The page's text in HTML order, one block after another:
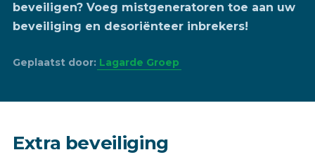
beveiligen? Voeg mistgeneratoren toe aan uw
beveiliging en desoriënteer inbrekers!
Geplaatst door: Lagarde Groep
Extra beveiliging